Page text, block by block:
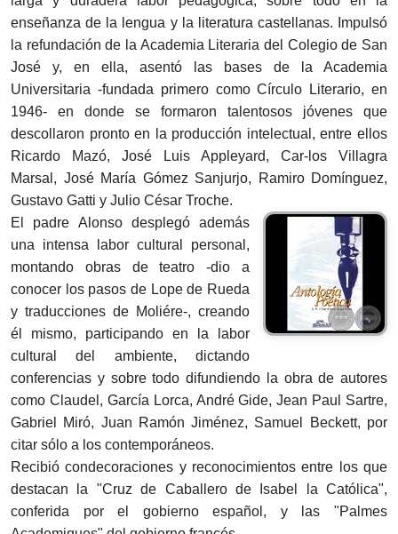
enseñanza de la lengua y la literatura castellanas. Impulsó
la refundación de la Academia Literaria del Colegio de San
José y, en ella, asentó las bases de la Academia
Universitaria -fundada primero como Círculo Literario, en
1946- en donde se formaron talentosos jóvenes que
descollaron pronto en la producción intelectual, entre ellos
Ricardo Mazó, José Luis Appleyard, Car-los Villagra
Marsal, José María Gómez Sanjurjo, Ramiro Domínguez,
Gustavo Gatti y Julio César Troche.
El padre Alonso desplegó además
una intensa labor cultural personal,
montando obras de teatro -dio a
conocer los pasos de Lope de Rueda
y traducciones de Moliére-, creando
él mismo, participando en la labor
cultural del ambiente, dictando
conferencias y sobre todo difundiendo la obra de autores
como Claudel, García Lorca, André Gide, Jean Paul Sartre,
Gabriel Miró, Juan Ramón Jiménez, Samuel Beckett, por
citar sólo a los contemporáneos.
Recibió condecoraciones y reconocimientos entre los que
destacan la "Cruz de Caballero de Isabel la Católica",
conferida por el gobierno español, y las "Palmes